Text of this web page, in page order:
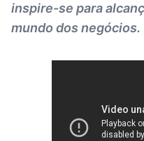
inspire-se para
mundo dos negócios.